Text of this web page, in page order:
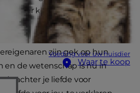
Voeding voor uw huisdier
Waar te koop
sneller kloppen als je kat op je
zijn gek op hun
en de wetenschap is nu in
achter je liefde voor